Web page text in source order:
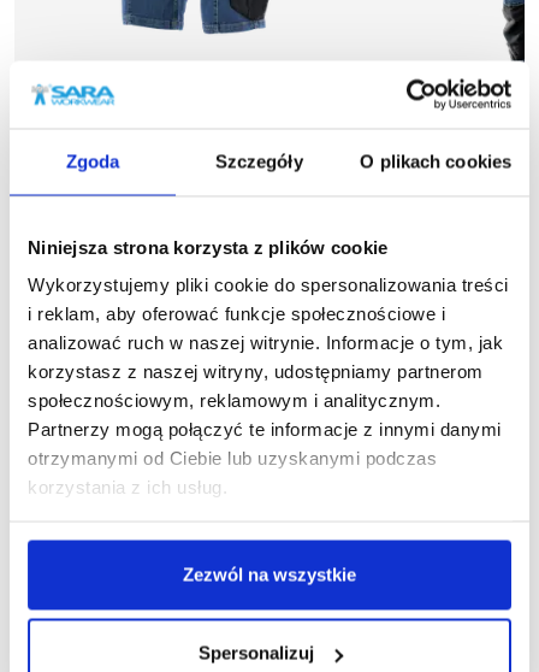
Zgoda Szczegóły O plikach cookies
Niniejsza strona korzysta z plików cookie
Wykorzystujemy pliki cookie do spersonalizowania treści
i reklam, aby oferować funkcje społecznościowe i
analizować ruch w naszej witrynie. Informacje o tym, jak
korzystasz z naszej witryny, udostępniamy partnerom
społecznościowym, reklamowym i analitycznym.
Partnerzy mogą połączyć te informacje z innymi danymi
otrzymanymi od Ciebie lub uzyskanymi podczas
korzystania z ich usług.
Zezwól na wszystkie
Spersonalizuj
Nowość
Spodnie krótkie monterskie COYOTE
119,33 zł brutto
Nowość
Nasz newsletter
Zapisz się do naszego newslettera, aby na
bieżąco śledzić nowości w naszym sklepie